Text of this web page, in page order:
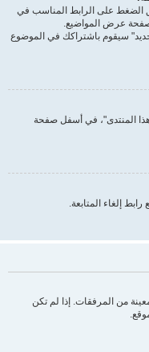
الضغط على الرابط المناسب في
صفحة عرض المواضيع.
جديد" سيقوم باشتراكك في الموضوع
المنتدى"، في أسفل صفحة
إلغاء المتابعة.
من المرفقات. إذا لم تكن